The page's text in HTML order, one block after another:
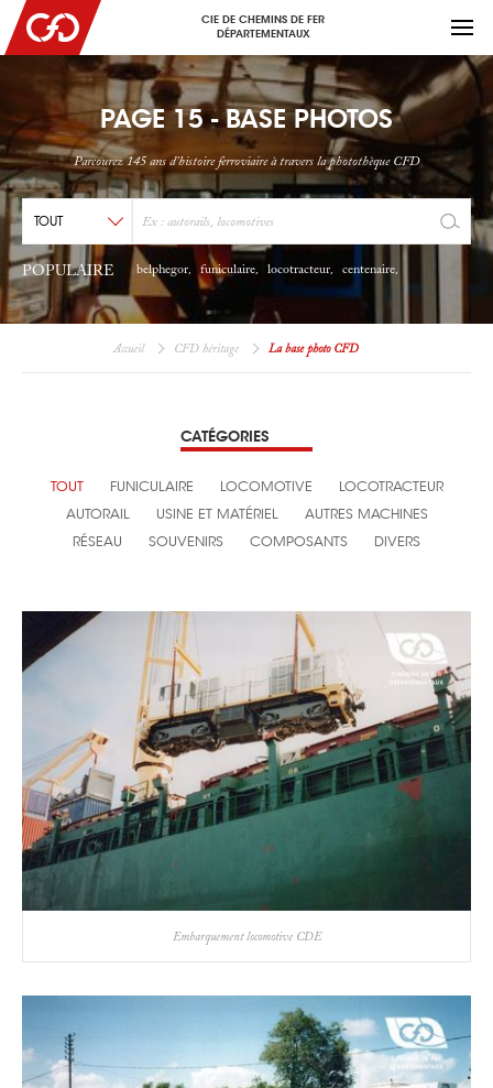
CIE DE CHEMINS DE FER
DÉPARTEMENTAUX
PAGE 15 - BASE PHOTOS
Parcourez 145 ans d'histoire ferroviaire à travers la photothèque CFD
POPULAIRE belphegor, funiculaire, locotracteur, centenaire,
Accueil CFD héritage La base photo CFD
CATÉGORIES
TOUT FUNICULAIRE LOCOMOTIVE
LOCOTRACTEUR
AUTORAIL
USINE ET MATÉRIEL
AUTRES MACHINES
RÉSEAU
SOUVENIRS COMPOSANTS DIVERS
Embarquement locomotive CDE